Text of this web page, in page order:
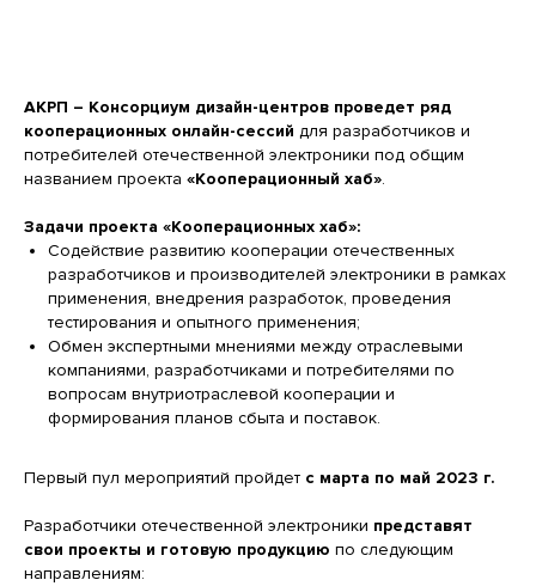
АКРП – Консорциум дизайн-центров проведет ряд
кооперационных онлайн-сессий для разработчиков и
потребителей отечественной электроники под общим
названием проекта «Кооперационный хаб».
Задачи проекта «Кооперационных хаб»:
Содействие развитию кооперации отечественных
разработчиков и производителей электроники в рамках
применения, внедрения разработок, проведения
тестирования и опытного применения;
Обмен экспертными мнениями между отраслевыми
компаниями, разработчиками и потребителями по
вопросам внутриотраслевой кооперации и
формирования планов сбыта и поставок.
Первый пул мероприятий пройдет с марта по май 2023 г.
Разработчики отечественной электроники представят
свои проекты и готовую продукцию по следующим
направлениям: